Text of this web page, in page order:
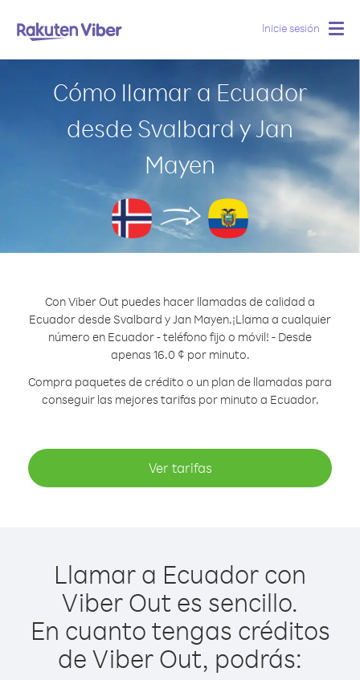
Inicie sesión
Cómo llamar a Ecuador
desde Svalbard y Jan
Mayen
Con Viber Out puedes hacer llamadas de calidad a
Ecuador desde Svalbard y Jan Mayen.¡Llama a cualquier
número en Ecuador - teléfono fijo o móvil! - Desde
apenas 16.0 ¢ por minuto.
Compra paquetes de crédito o un plan de llamadas para
conseguir las mejores tarifas por minuto a Ecuador.
Ver tarifas
Llamar a Ecuador con
Viber Out es sencillo.
En cuanto tengas créditos
de Viber Out, podrás: